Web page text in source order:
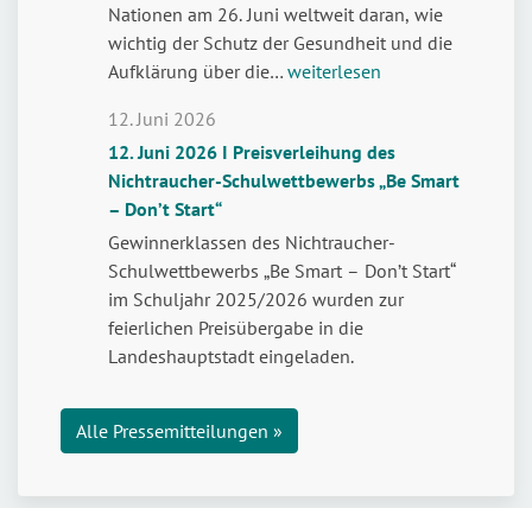
Nationen am 26. Juni weltweit daran, wie
wichtig der Schutz der Gesundheit und die
Aufklärung über die… Weltdrogentag:
nicht
risikofrei
Jugendliche
stark
machen
für
den
mit
weiterlesen
12. Juni 2026 I Preisverleihung des
Nichtraucher-Schulwettbewerbs „Be Smart
– Don’t Start“
12. Juni 2026
Gewinnerklassen des Nichtraucher-
Schulwettbewerbs „Be Smart – Don’t Start“
im Schuljahr 2025/2026 wurden zur
feierlichen Preisübergabe in die
Landeshauptstadt eingeladen.
Alle Pressemitteilungen »